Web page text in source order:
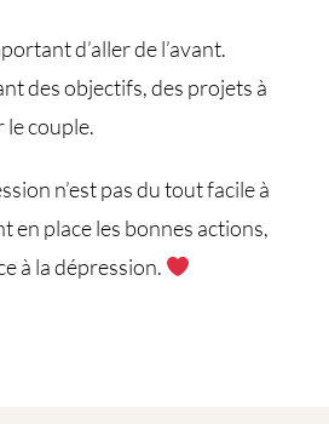
d’aller de l’avant.
des objectifs, des projets à
couple.
n’est pas du tout facile à
en place les bonnes actions,
à la dépression.